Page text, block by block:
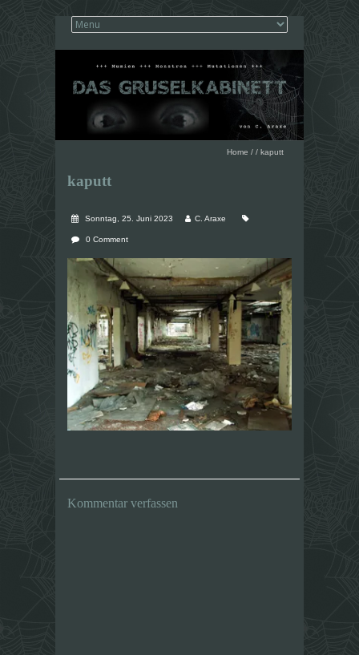
Home / / kaputt
kaputt
Sonntag, 25. Juni 2023 C. Araxe
0 Comment
Kommentar verfassen